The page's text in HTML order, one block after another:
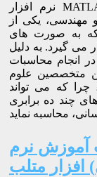
نرم افزار MATLAB به عنوان یک نرم افزار برای تحلیل و
مهندسی، یکی از
که به صورت های
می گیرد. به دلیل
در انجام محاسبات
متخصصین علوم
چرا که می تواند
چند ده برابری
آموزش نرم